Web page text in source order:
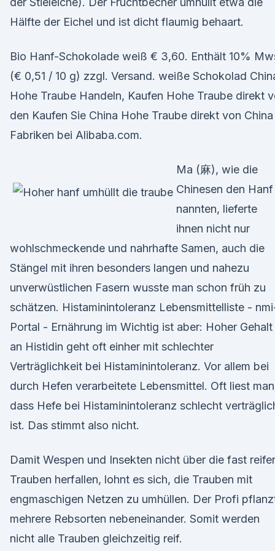
Hälfte der Eichel und ist dicht flaumig behaart.
Bio Hanf-Schokolade weiß € 3,60. Enthält 10%
(€ 0,51 / 10 g) zzgl. Versand. weiße Schokolad
Hohe Traube Handeln, Kaufen Hohe Traube direkt
den Kaufen Sie China Hohe Traube direkt von China
Fabriken bei Alibaba.com.
Ma (麻), wie die
Chinesen den Hanf
nannten, lieferte
ihnen nicht nur
wohlschmeckende und nahrhafte Samen, auch die
Stängel mit ihren besonders langen und nahezu
unverwüstlichen Fasern wusste man schon früh zu
schätzen. Histaminintoleranz Lebensmittelliste -
Portal - Ernährung im Wichtig ist aber: Hoher Gehalt
an Histidin geht oft einher mit schlechter
Verträglichkeit bei Histaminintoleranz. Vor allem bei
durch Hefen verarbeitete Lebensmittel. Oft liest
dass Hefe bei Histaminintoleranz schlecht
ist. Das stimmt also nicht.
Damit Wespen und Insekten nicht über die fast
Trauben herfallen, lohnt es sich, die Trauben mit
engmaschigen Netzen zu umhüllen. Der Profi
mehrere Rebsorten nebeneinander. Somit werden
nicht alle Trauben gleichzeitig reif.